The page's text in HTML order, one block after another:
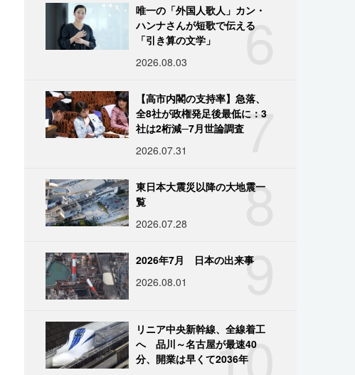
6
唯一の「外国人歌人」カン・
ハンナさんが短歌で伝える
「引き算の文学」
2026.08.03
7
【高市内閣の支持率】急落、
全8社が政権発足後最低に：3
社は2桁減─7月世論調査
2026.07.31
8
東日本大震災以降の大地震一
覧
2026.07.28
9
2026年7月 日本の出来事
2026.08.01
10
リニア中央新幹線、全線着工
へ 品川～名古屋が最速40
分、開業は早くて2036年